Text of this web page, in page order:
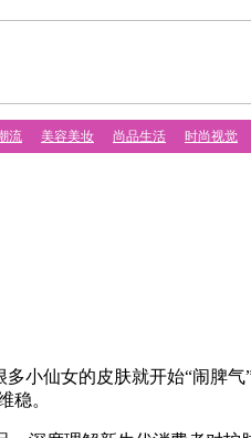
流 美容美妆 尚品生活 时尚视觉
仙女的皮肤就开始“闹脾
稳。